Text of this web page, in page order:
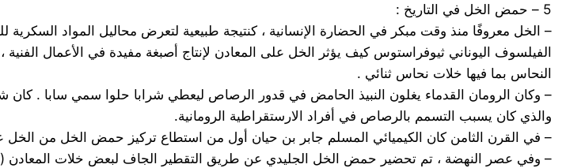
5 – حمض الخل في التاريخ :
– الخل معروفًا منذ وقت مبكر في الحضارة الإنسانية ، كنتيجة طبيعية لتعرض محاليل المواد
الفيلسوف اليوناني ثيوفراستوس كيف يؤثر الخل على المعادن لإنتاج أصبغة مفيدة في الأعمال
النحاس بما فيها خلات نحاس ثنائي .
– وكان الرومان القدماء يغلون النبيذ الحامض في قدور الرصاص ليعطي شرابا حلوا سمي سابا
والذي كان يسبب التسمم بالرصاص في أفراد الارستقراطية الرومانية.
– في القرن الثامن كان الكيميائي المسلم جابر بن حيان أول من استطاع تركيز حمض الخل من
– وفي عصر النهضة ، تم تحضير حمض الخل الجليدي عن طريق التقطير الجاف لبعض خلات